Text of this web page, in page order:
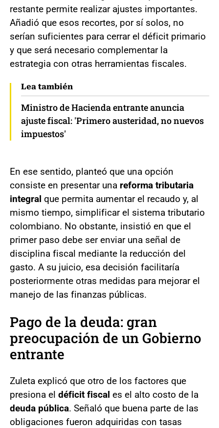
restante permite realizar ajustes importantes.
Añadió que esos recortes, por sí solos, no
serían suficientes para cerrar el déficit primario
y que será necesario complementar la
estrategia con otras herramientas fiscales.
Lea también
Ministro de Hacienda entrante anuncia
ajuste fiscal: 'Primero austeridad, no nuevos
impuestos'
En ese sentido, planteó que una opción
consiste en presentar una reforma tributaria
integral que permita aumentar el recaudo y, al
mismo tiempo, simplificar el sistema tributario
colombiano. No obstante, insistió en que el
primer paso debe ser enviar una señal de
disciplina fiscal mediante la reducción del
gasto. A su juicio, esa decisión facilitaría
posteriormente otras medidas para mejorar el
manejo de las finanzas públicas.
Pago de la deuda: gran
preocupación de un Gobierno
entrante
Zuleta explicó que otro de los factores que
presiona el déficit fiscal es el alto costo de la
deuda pública. Señaló que buena parte de las
obligaciones fueron adquiridas con tasas